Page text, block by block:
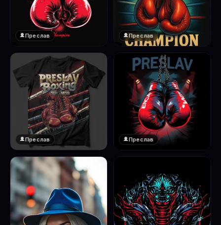
❤️
1
Преслав
❤️
Преслав
Преслав Преслав